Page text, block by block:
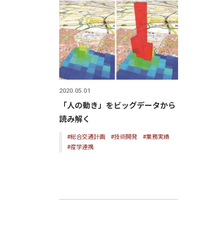
2020.05.01
「人の動き」をビッグデータから
読み解く
#総合交通計画 #技術開発
#業務実績
#産学連携